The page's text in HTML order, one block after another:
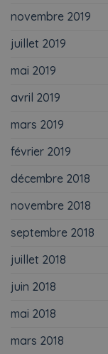
novembre 2019
juillet 2019
mai 2019
avril 2019
mars 2019
février 2019
décembre 2018
novembre 2018
septembre 2018
juillet 2018
juin 2018
mai 2018
mars 2018